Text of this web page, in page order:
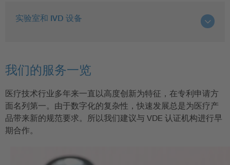
实验室和 IVD 设备
我们的服务一览
医疗技术行业多年来一直以高度创新为特征，在专利申请方
面名列第一。由于数字化的复杂性，快速发展总是为医疗产
品带来新的规范要求。所以我们建议与 VDE 认证机构进行早
期合作。